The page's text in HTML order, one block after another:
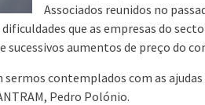
Associados reunidos no
que as empresas do
aumentos de preço do
sermos contemplados com as
Pedro Polónio.